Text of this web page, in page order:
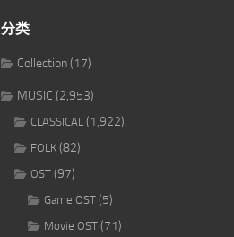
分类
Collection(17)
MUSIC (2,953)
CLASSICAL (1,922)
FOLK (82)
OST (97)
Game OST (5)
Movie OST (71)